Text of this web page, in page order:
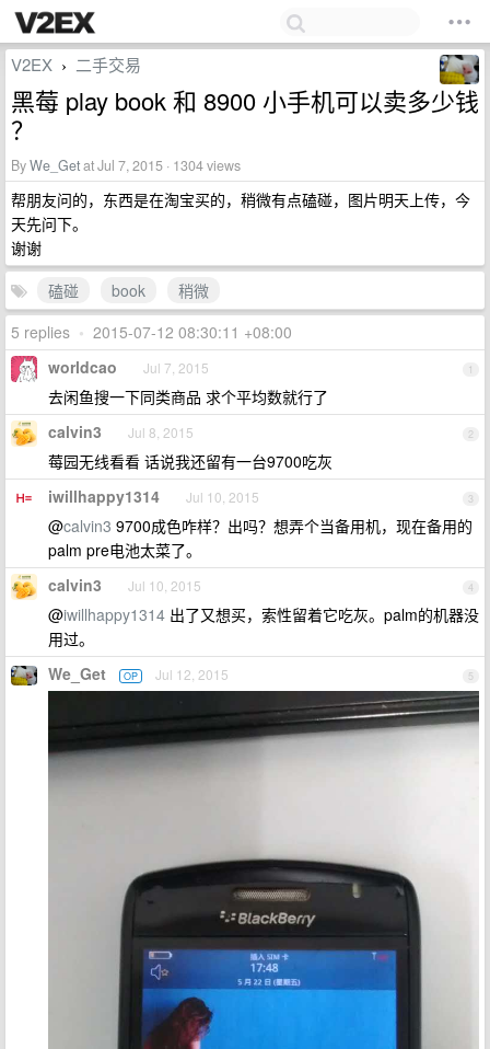
V2EX › 二手交易
黑莓 play book 和 8900 小手机可以卖多少钱
？
ByWe_Getat Jul 7, 2015 · 1304 views
帮朋友问的，东西是在淘宝买的，稍微有点磕碰，图片明天上传，今
天先问下。
谢谢
磕碰
book
稍微
5 replies • 2015-07-12 08:30:11 +08:00
1
worldcao Jul 7, 2015
去闲鱼搜一下同类商品 求个平均数就行了
2
calvin3 Jul 8, 2015
莓园无线看看 话说我还留有一台9700吃灰
3
iwillhappy1314 Jul 10, 2015
@calvin3 9700成色咋样？出吗？想弄个当备用机，现在备用的
palm pre电池太菜了。
4
calvin3 Jul 10, 2015
@iwillhappy1314 出了又想买，索性留着它吃灰。palm的机器没
用过。
5
We_Get OP Jul 12, 2015